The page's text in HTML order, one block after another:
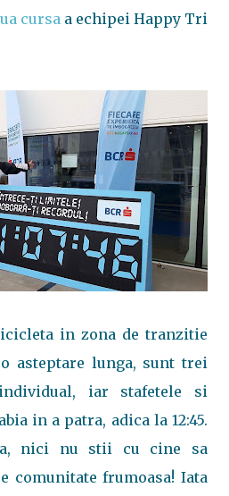
cursaa echipei Happy Tri
in zona de tranzitie
asteptare lunga, sunt trei
iar stafetele si
in a patra, adica la 12:45.
nici nu stii cu cine sa
comunitate frumoasa! Iata